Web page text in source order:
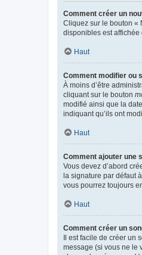
Comment créer un
Cliquez sur le bouton «
disponibles est affichée
Haut
Comment modifier ou
À moins d’être
cliquant sur le bouton
modifié ainsi que la
indiquant qu’ils ont
Haut
Comment ajouter une
Vous devez d’abord
la signature par défaut
vous pourrez toujours
Haut
Comment créer un
Il est facile de créer un
message (si vous ne le